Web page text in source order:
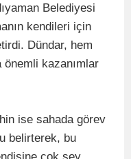
Belediyesi
kendileri için
Dündar, hem
kazanımlar
ise sahada görev
belirterek, bu